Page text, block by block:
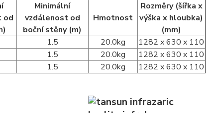
od
Minimální
vzdálenost od
boční stěny (m)
Hmotnost
Rozměry (šířka x
výška x hloubka)
(mm)
1.5 20.0kg
1282 x 630 x 110
1.5 20.0kg
1282 x 630 x 110
1.5 20.0kg 1282 x 630 x 110